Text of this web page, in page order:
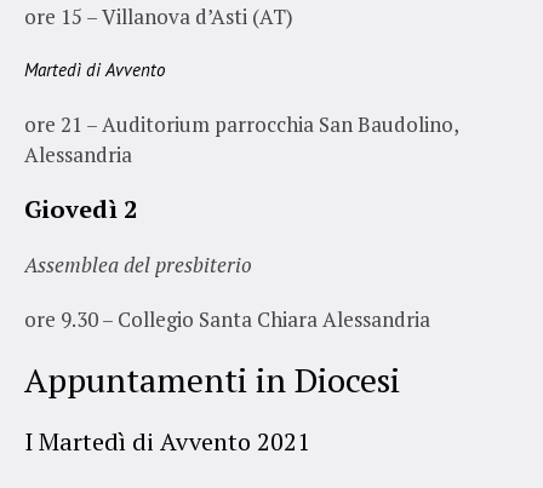
ore 15 – Villanova d’Asti (AT)
Martedì di Avvento
ore 21 – Auditorium parrocchia San Baudolino,
Alessandria
Giovedì 2
Assemblea del presbiterio
ore 9.30 – Collegio Santa Chiara Alessandria
Appuntamenti in Diocesi
I Martedì di Avvento 2021